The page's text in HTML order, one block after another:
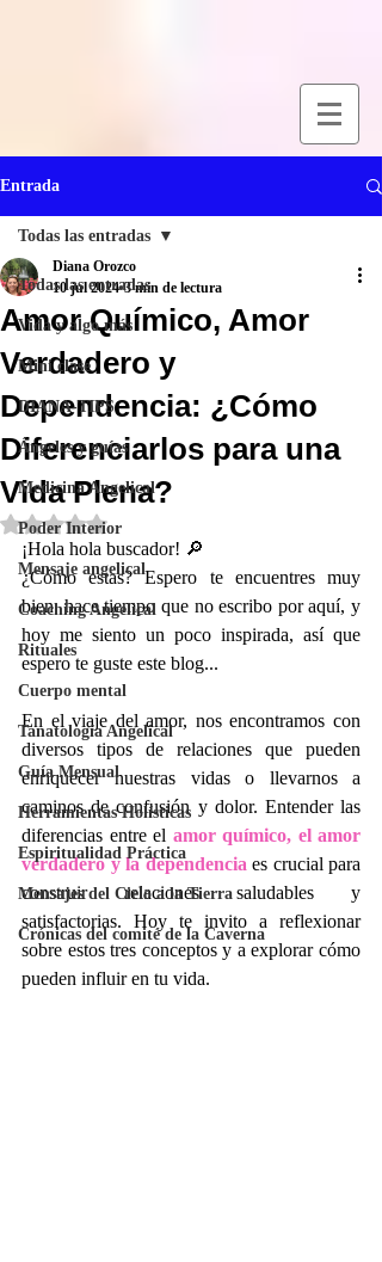
Entrada
Todas las entradas
Vida y algo más
Mini clase
DIANA-TIPS
Ángeles y guías
Medicina Angelical
Poder Interior
Mensaje angelical
Coaching Angelical
Rituales
Cuerpo mental
Tanatología Angelical
Guía Mensual
Herramientas Holísticas
Espiritualidad Práctica
Mensajes del Cielo a la Tierra
Crónicas del comité de la Caverna
Todas las entradas
Amor Químico, Amor
Verdadero y
Dependencia: ¿Cómo
Diferenciarlos para una
Vida Plena?
Diana Orozco
10 jul 2024 3 min de lectura
Obtuvo NaN de 5 estrellas.
¡Hola hola buscador! 🔎
¿Cómo estas? Espero te encuentres muy
bien. hace tiempo que no escribo por aquí, y
hoy me siento un poco inspirada, así que
espero te guste este blog...
En el viaje del amor, nos encontramos con
diversos tipos de relaciones que pueden
enriquecer nuestras vidas o llevarnos a
caminos de confusión y dolor. Entender las
diferencias entre el amor químico, el amor
verdadero y la dependencia es crucial para
construir relaciones saludables y
satisfactorias. Hoy te invito a reflexionar
sobre estos tres conceptos y a explorar cómo
pueden influir en tu vida.